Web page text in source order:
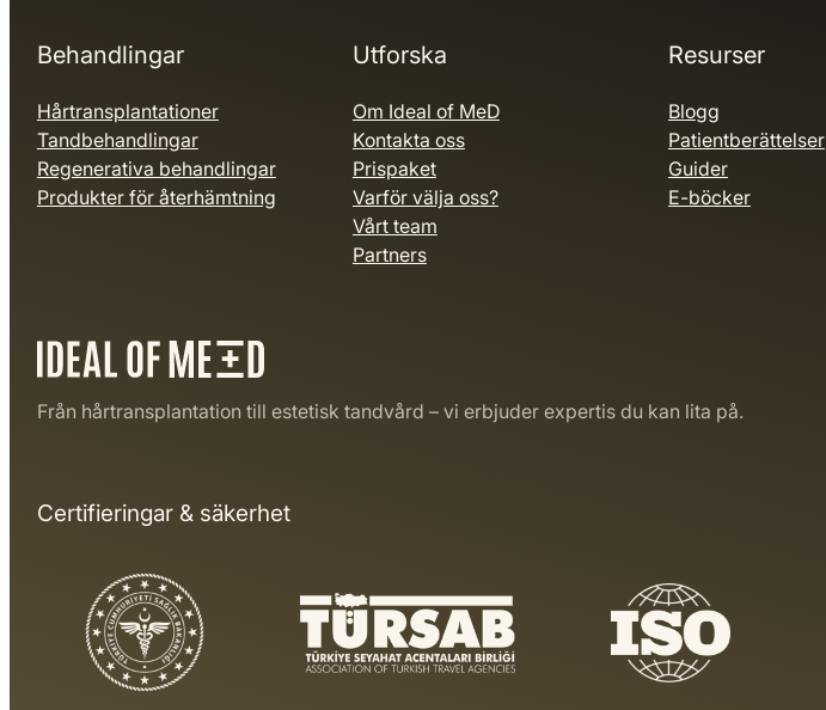
Behandlingar
Hårtransplantationer
Tandbehandlingar
Regenerativa behandlingar
Produkter för återhämtning
Utforska
Om Ideal of MeD
Kontakta oss
Prispaket
Varför välja oss?
Vårt team
Partners
Resurser
Blogg
Patientberättelser
Guider
E-böcker
Från hårtransplantation till estetisk tandvård – vi erbjuder expertis du kan lita på.
Certifieringar & säkerhet